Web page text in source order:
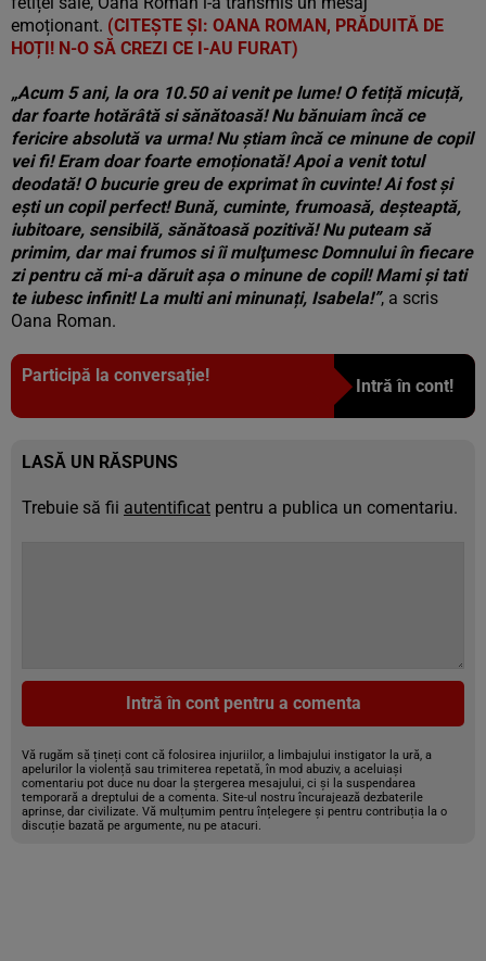
emoționant. (CITEȘTE ȘI: OANA ROMAN, PRĂDUITĂ DE
HOȚI! N-O SĂ CREZI CE I-AU FURAT)
„Acum 5 ani, la ora 10.50 ai venit pe lume! O fetiță micuță,
dar foarte hotărâtă si sănătoasă! Nu bănuiam încă ce
fericire absolută va urma! Nu ştiam încă ce minune de copil
vei fi! Eram doar foarte emoționată! Apoi a venit totul
deodată! O bucurie greu de exprimat în cuvinte! Ai fost şi
eşti un copil perfect! Bună, cuminte, frumoasă, deșteaptă,
iubitoare, sensibilă, sănătoasă pozitivă! Nu puteam să
primim, dar mai frumos si îi mulţumesc Domnului în fiecare
zi pentru că mi-a dăruit așa o minune de copil! Mami şi tati
te iubesc infinit! La multi ani minunați, Isabela!”, a scris
Oana Roman.
Participă la conversație!
Intră în cont!
LASĂ UN RĂSPUNS
Trebuie să fii autentificat pentru a publica un comentariu.
Intră în cont pentru a comenta
Vă rugăm să țineți cont că folosirea injuriilor, a limbajului instigator la ură, a
apelurilor la violență sau trimiterea repetată, în mod abuziv, a aceluiași
comentariu pot duce nu doar la ștergerea mesajului, ci și la suspendarea
temporară a dreptului de a comenta. Site-ul nostru încurajează dezbaterile
aprinse, dar civilizate. Vă mulțumim pentru înțelegere și pentru contribuția la o
discuție bazată pe argumente, nu pe atacuri.